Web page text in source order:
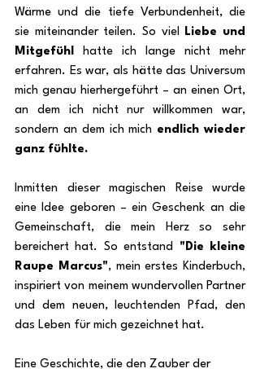
Wärme und die tiefe Verbundenheit, die
sie miteinander teilen. So viel
Liebe und
Mitgefühl
hatte ich lange nicht mehr
erfahren. Es war, als hätte das Universum
mich genau hierhergeführt – an einen Ort,
an dem ich nicht nur willkommen war,
sondern an dem ich mich endlich wieder
ganz fühlte.
Inmitten dieser magischen Reise wurde
eine Idee geboren – ein Geschenk an die
Gemeinschaft, die mein Herz so sehr
bereichert hat. So entstand "Die kleine
Raupe Marcus", mein erstes Kinderbuch,
inspiriert von meinem wundervollen Partner
und dem neuen, leuchtenden Pfad, den
das Leben für mich gezeichnet hat.
Eine Geschichte, die den Zauber der